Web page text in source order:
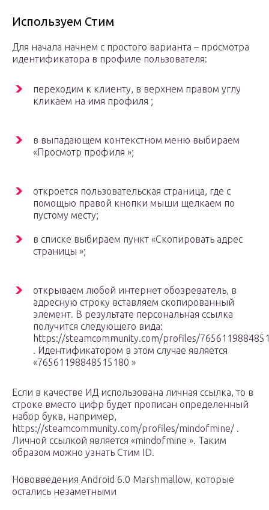
Используем Стим
Для начала начнем с простого варианта – просмотра
идентификатора в профиле пользователя:
переходим к клиенту, в верхнем правом углу
кликаем на имя профиля ;
в выпадающем контекстном меню выбираем
«Просмотр профиля »;
откроется пользовательская страница, где с
помощью правой кнопки мыши щелкаем по
пустому месту;
в списке выбираем пункт «Скопировать адрес
страницы »;
открываем любой интернет обозреватель, в
адресную строку вставляем скопированный
элемент. В результате персональная ссылка
получится следующего вида:
https://steamcommunity.com/profiles/
. Идентификатором в этом случае является
«76561198848515180 »
Если в качестве ИД использована личная ссылка, то в
строке вместо цифр будет прописан определенный
набор букв, например,
https://steamcommunity.com/profiles/mindofmine/ .
Личной ссылкой является «mindofmine ». Таким
образом можно узнать Стим ID.
Нововведения Android 6.0 Marshmallow, которые
остались незаметными